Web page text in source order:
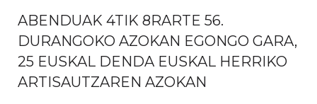
ABENDUAK 4TIK 8RARTE 56.
DURANGOKO AZOKAN EGONGO GARA,
25 EUSKAL DENDA EUSKAL HERRIKO
ARTISAUTZAREN AZOKAN